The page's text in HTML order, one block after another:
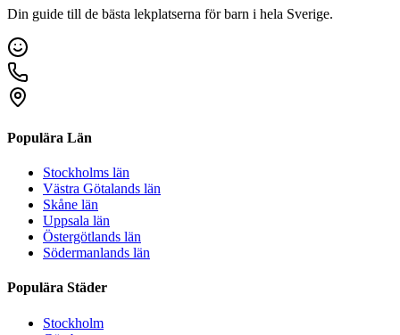
Din guide till de bästa lekplatserna för barn i hela Sverige.
Populära Län
Stockholms län
Västra Götalands län
Skåne län
Uppsala län
Östergötlands län
Södermanlands län
Populära Städer
Stockholm